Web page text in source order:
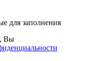
для заполнения
Вы